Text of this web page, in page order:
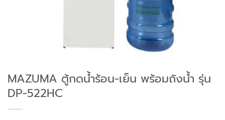
MAZUMA ตู้กดน้ำร้อน-เย็น พร้อมถังน้ำ รุ่น
DP-522HC